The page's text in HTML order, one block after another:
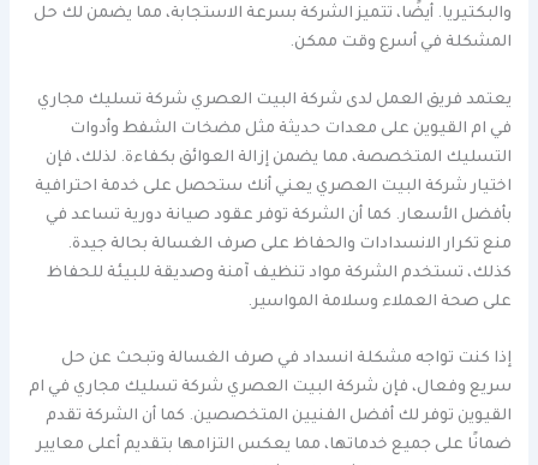
والبكتيريا. أيضًا، تتميز الشركة بسرعة الاستجابة، مما يضمن لك حل
المشكلة في أسرع وقت ممكن.
يعتمد فريق العمل لدى شركة البيت العصري شركة تسليك مجاري
في ام القيوين على معدات حديثة مثل مضخات الشفط وأدوات
التسليك المتخصصة، مما يضمن إزالة العوائق بكفاءة. لذلك، فإن
اختيار شركة البيت العصري يعني أنك ستحصل على خدمة احترافية
بأفضل الأسعار. كما أن الشركة توفر عقود صيانة دورية تساعد في
منع تكرار الانسدادات والحفاظ على صرف الغسالة بحالة جيدة.
كذلك، تستخدم الشركة مواد تنظيف آمنة وصديقة للبيئة للحفاظ
على صحة العملاء وسلامة المواسير.
إذا كنت تواجه مشكلة انسداد في صرف الغسالة وتبحث عن حل
سريع وفعال، فإن شركة البيت العصري شركة تسليك مجاري في ام
القيوين توفر لك أفضل الفنيين المتخصصين. كما أن الشركة تقدم
ضمانًا على جميع خدماتها، مما يعكس التزامها بتقديم أعلى معايير